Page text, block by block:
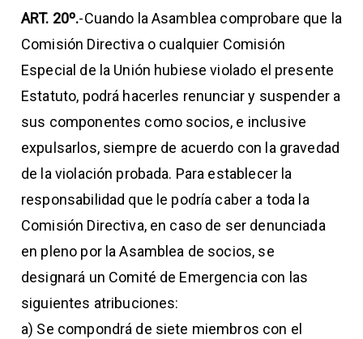
ART. 20º.-Cuando la Asamblea comprobare que la
Comisión Directiva o cualquier Comisión
Especial de la Unión hubiese violado el presente
Estatuto, podrá hacerles renunciar y suspender a
sus componentes como socios, e inclusive
expulsarlos, siempre de acuerdo con la gravedad
de la violación probada. Para establecer la
responsabilidad que le podría caber a toda la
Comisión Directiva, en caso de ser denunciada
en pleno por la Asamblea de socios, se
designará un Comité de Emergencia con las
siguientes atribuciones:
a) Se compondrá de siete miembros con el